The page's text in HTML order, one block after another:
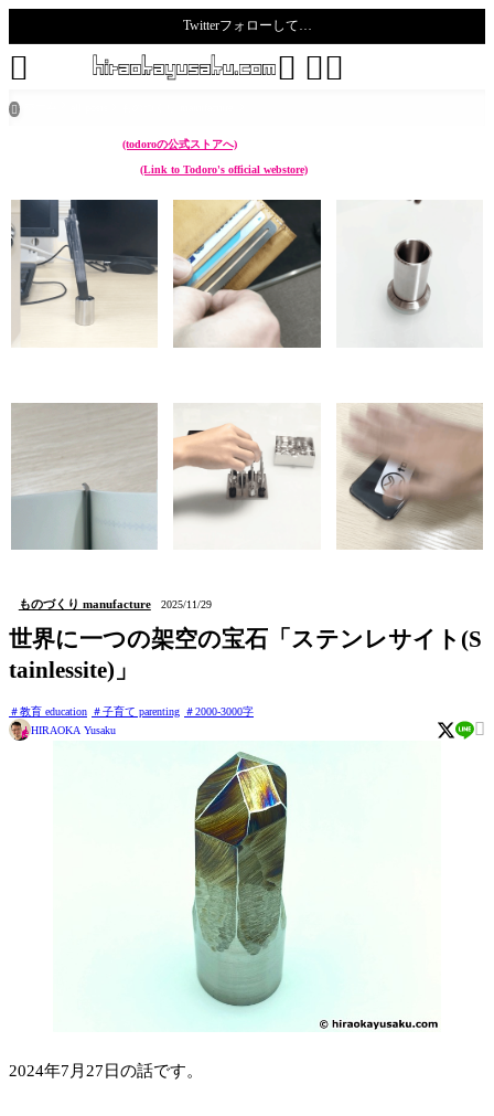
Twitterフォローして…
 


(todoroの公式ストアへ)
(Link to Todoro's official webstore)
ものづくり manufacture 2025/11/29
世界に一つの架空の宝石「ステンレサイト(S
tainlessite)」
教育 education 子育て parenting
2000-3000字
HIRAOKA Yusaku

2024年7月27日の話です。